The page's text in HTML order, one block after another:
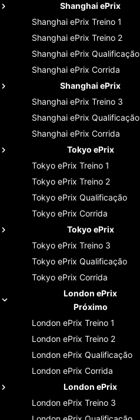
Shanghai ePrix
Shanghai ePrix Treino 1
Shanghai ePrix Treino 2
Shanghai ePrix Qualificação
Shanghai ePrix Corrida
Shanghai ePrix
Shanghai ePrix Treino 3
Shanghai ePrix Qualificação
Shanghai ePrix Corrida
Tokyo ePrix
Tokyo ePrix Treino 1
Tokyo ePrix Treino 2
Tokyo ePrix Qualificação
Tokyo ePrix Corrida
Tokyo ePrix
Tokyo ePrix Treino 3
Tokyo ePrix Qualificação
Tokyo ePrix Corrida
London ePrix
Próximo
London ePrix Treino 1
London ePrix Treino 2
London ePrix Qualificação
London ePrix Corrida
London ePrix
London ePrix Treino 3